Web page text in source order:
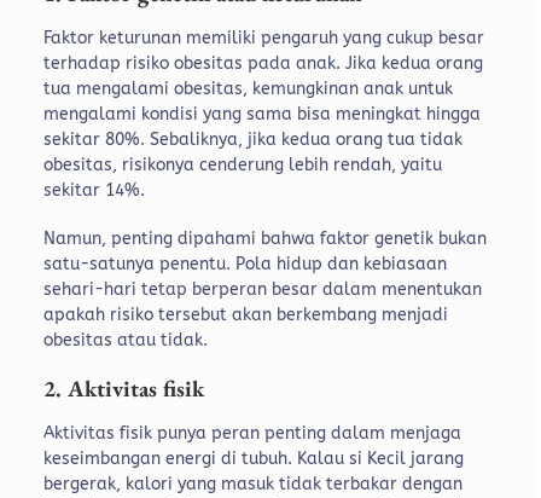
Faktor keturunan memiliki pengaruh yang cukup besar
terhadap risiko obesitas pada anak. Jika kedua orang
tua mengalami obesitas, kemungkinan anak untuk
mengalami kondisi yang sama bisa meningkat hingga
sekitar 80%. Sebaliknya, jika kedua orang tua tidak
obesitas, risikonya cenderung lebih rendah, yaitu
sekitar 14%.
Namun, penting dipahami bahwa faktor genetik bukan
satu-satunya penentu. Pola hidup dan kebiasaan
sehari-hari tetap berperan besar dalam menentukan
apakah risiko tersebut akan berkembang menjadi
obesitas atau tidak.
2. Aktivitas fisik
Aktivitas fisik punya peran penting dalam menjaga
keseimbangan energi di tubuh. Kalau si Kecil jarang
bergerak, kalori yang masuk tidak terbakar dengan